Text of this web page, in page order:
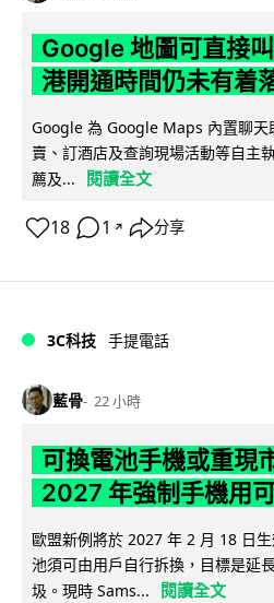
Google 地圖可直接
港開通時間仍未有着
Google 為 Google Maps 內置聊
賣、訂酒店及查詢現場活動等自主
薦及...
閱讀全文
18 1 ↗ 分享
3C科技 手提電話
藍骨 22 小時
可換電池手機或重
2027 年強制手機用
歐盟新例將於 2027 年 2 月 18 日
池須可由用戶自行拆換，目標是延
圾。現時 Sams...
閱讀全文